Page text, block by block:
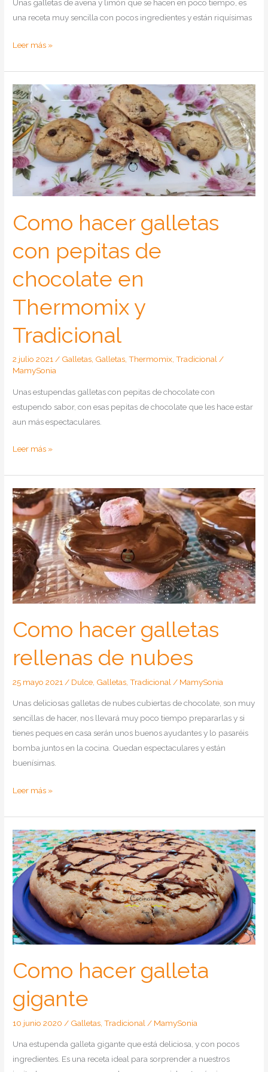
Unas galletas de avena y limón que se hacen en poco tiempo, es
una receta muy sencilla con pocos ingredientes y están riquísimas
Como
galletas
de
avena
y
limón
Leer más »
Como hacer galletas
con pepitas de
chocolate en
Thermomix y
Tradicional
2 julio 2021 / Galletas Galletas ,Thermomix ,Tradicional /
MamySonia
Unas estupendas galletas con pepitas de chocolate con
estupendo sabor, con esas pepitas de chocolate que les hace estar
aun más espectaculares.
Como
galletas
con
pepitas
de
chocolate
en
Thermomix
y
Tradicional
Leer más »
Como hacer galletas
rellenas de nubes
25 mayo 2021 / Dulce Galletas ,Tradicional / MamySonia
Unas deliciosas galletas de nubes cubiertas de chocolate, son muy
sencillas de hacer, nos llevará muy poco tiempo prepararlas y si
tienes peques en casa serán unos buenos ayudantes y lo pasaréis
bomba juntos en la cocina. Quedan espectaculares y están
buenísimas.
Como
galletas
rellenas
de
nubes
Leer más »
Como hacer galleta
gigante
10 junio 2020 / Galletas ,Tradicional / MamySonia
Una estupenda galleta gigante que está deliciosa, y con pocos
ingredientes. Es una receta ideal para sorprender a nuestros